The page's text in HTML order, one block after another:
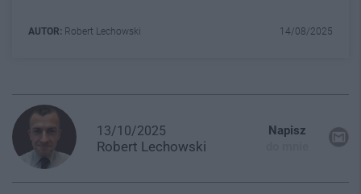
AUTOR: Robert Lechowski 14/08/2025
13/10/2025
Robert Lechowski
Napisz